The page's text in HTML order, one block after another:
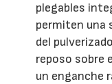
plegables
permiten una
del
reposo sobre
un enganche